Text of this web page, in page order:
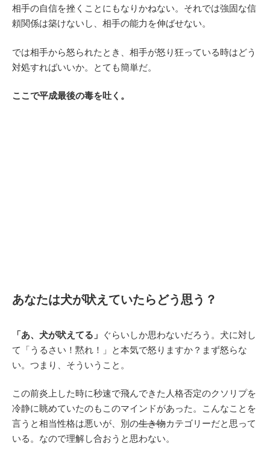
相手の自信を挫くことにもなりかねない。それでは強固な信
頼関係は築けないし、相手の能力を伸ばせない。
では相手から怒られたとき、相手が怒り狂っている時はどう
対処すればいいか。とても簡単だ。
ここで平成最後の毒を吐く。
あなたは犬が吠えていたらどう思う？
「あ、犬が吠えてる」
ぐらいしか思わないだろう。犬に対し
て「うるさい！黙れ！」と本気で怒りますか？まず怒らな
い。つまり、そういうこと。
この前炎上した時に秒速で飛んできた人格否定のクソリプを
冷静に眺めていたのもこのマインドがあった。こんなことを
言うと相当性格は悪いが、別の生き物カテゴリーだと思って
いる。なので理解し合おうと思わない。